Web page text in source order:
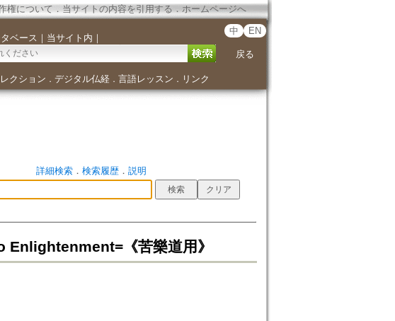
権について．当サイトの内容を引用する ． ホームページへ
ベース ｜ 当サイト内 ｜
中 EN
戻る
クション ． デジタル仏経． 言語レッスン ． リンク
詳細検索． 検索履歴． 説明
《苦樂道用》